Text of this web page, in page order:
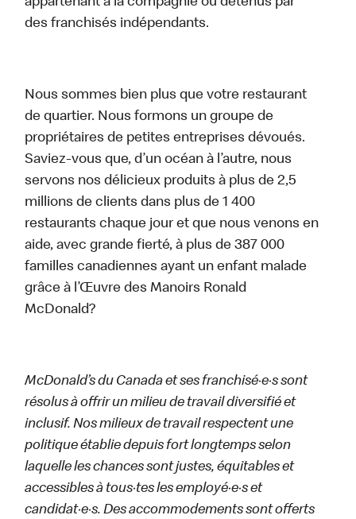
des franchisés indépendants.
Nous sommes bien plus que votre restaurant
de quartier. Nous formons un groupe de
propriétaires de petites entreprises dévoués.
Saviez-vous que, d’un océan à l’autre, nous
servons nos délicieux produits à plus de 2,5
millions de clients dans plus de 1 400
restaurants chaque jour et que nous venons en
aide, avec grande fierté, à plus de 387 000
familles canadiennes ayant un enfant malade
grâce à l’Œuvre des Manoirs Ronald
McDonald?
McDonald’s du Canada et ses franchisé·e·s sont
résolus à offrir un milieu de travail diversifié et
inclusif. Nos milieux de travail respectent une
politique établie depuis fort longtemps selon
laquelle les chances sont justes, équitables et
accessibles à tous·tes les employé·e·s et
candidat·e·s. Des accommodements sont offerts